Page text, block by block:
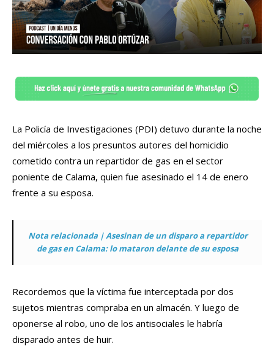
La Policía de Investigaciones (PDI) detuvo durante la noche
del miércoles a los presuntos autores del homicidio
cometido contra un repartidor de gas en el sector
poniente de Calama, quien fue asesinado el 14 de enero
frente a su esposa.
Nota relacionada | Asesinan de un disparo a repartidor
de gas en Calama: lo mataron delante de su esposa
Recordemos que la víctima fue interceptada por dos
sujetos mientras compraba en un almacén. Y luego de
oponerse al robo, uno de los antisociales le habría
disparado antes de huir.